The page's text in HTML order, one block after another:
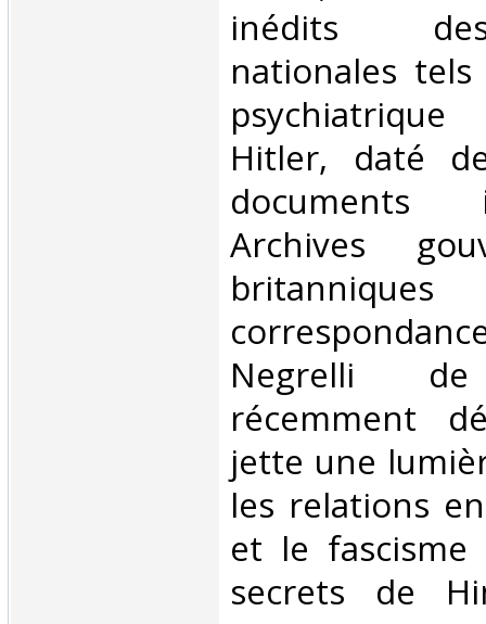
inédits
nationales
Hitler, daté
documents
Archives
Negrelli de
récemment
jette une
les relations
et le fascisme
secrets de